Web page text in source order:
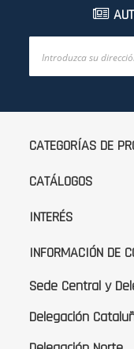
noticias:
CATEGORÍAS DE
CATÁLOGOS
INTERÉS
INFORMACIÓN DE
Sede Central y
Delegación